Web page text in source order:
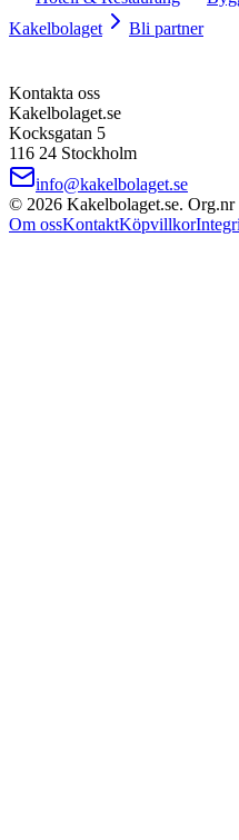
Kakelbolaget
Bli partner
Kontakta oss
Kakelbolaget.se
Kocksgatan 5
116 24 Stockholm
info@kakelbolaget.se
© 2026 Kakelbolaget.se. Org.nr
Om ossKontaktKöpvillkor